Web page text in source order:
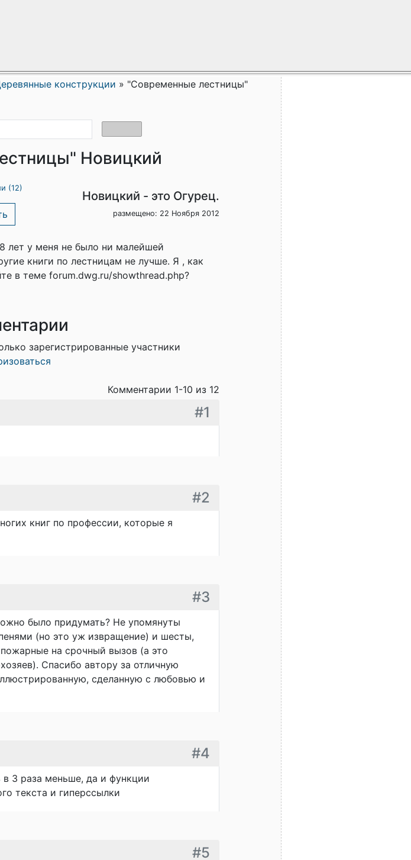
конструкции » "Современные лестницы"
Новицкий
(12)
Новицкий - это Огурец.
размещено: 22 Ноября 2012
лет у меня не было ни малейшей
книги по лестницам не лучше. Я , как
в теме forum.dwg.ru/showthread.php?
зарегистрированные участники
Комментарии 1-10 из 12
#1
#2
книг по профессии, которые я
#3
было придумать? Не упомянуты
(но это уж извращение) и шесты,
на срочный вызов (а это
Спасибо автору за отличную
сделанную с любовью и
#4
в 3 раза меньше, да и функции
текста и гиперссылки
#5